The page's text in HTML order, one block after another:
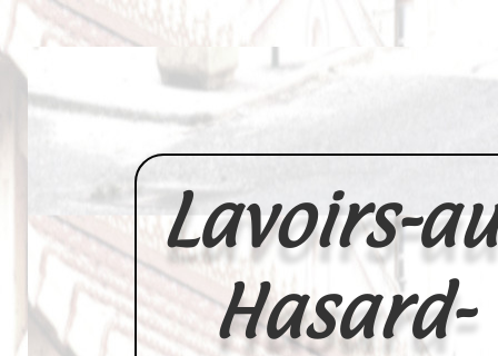
Lavoirs-
Hasard-